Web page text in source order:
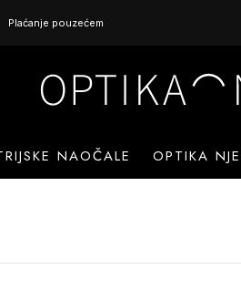
Plaćanje pouzećem
NAOČALE OPTIKA